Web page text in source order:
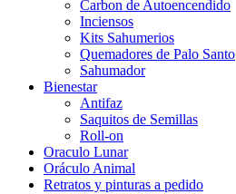
Carbon de Autoencendido
Inciensos
Kits Sahumerios
Quemadores de Palo Santo
Sahumador
Bienestar
Antifaz
Saquitos de Semillas
Roll-on
Oraculo Lunar
Oráculo Animal
Retratos y pinturas a pedido